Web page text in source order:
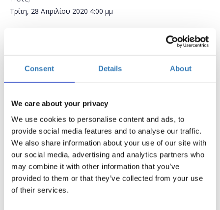
Consent Details About
We care about your privacy
We use cookies to personalise content and ads, to
provide social media features and to analyse our traffic.
We also share information about your use of our site with
our social media, advertising and analytics partners who
may combine it with other information that you’ve
provided to them or that they’ve collected from your use
of their services.
Τρίτη, 28 Απριλίου 2020 4:00 μμ
Online,
Δωρεάν On Line σεμινάριο.
Το σεμινάριο απευθύνεται σε εκπαιδευτικούς Α/θμιας και
Β/θμιας Εκπαίδευσης (Δημόσιας και Ιδιωτικής), οι οποίοι
επιθυμούν να εξοικειωθούν με το micro:bit και να